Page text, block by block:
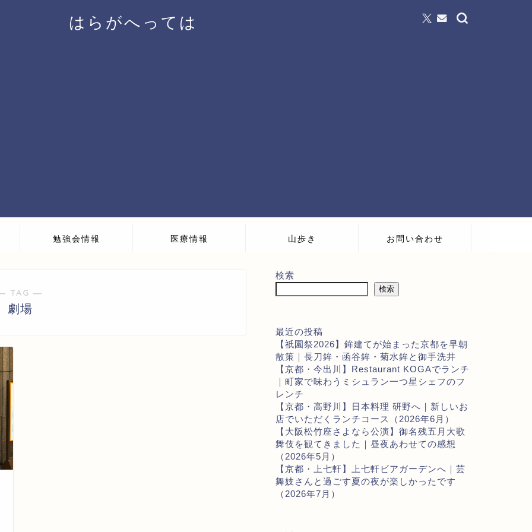
はらがへっては
勉強会情報 医療情報 山歩き お問い合わせ
TAG ―
劇場
検索
検索
最近の投稿
【祇園祭2026】鉾建てが始まった京都を早朝
散策｜長刀鉾・函谷鉾・菊水鉾と御手洗井
【京都・今出川】Restaurant KOGAでランチ
｜町家で味わうミシュラン一つ星シェフのフ
レンチ
【京都・高野川】日本料理 研野へ｜新しいお
店でいただくランチコース（2026年6月）
【大阪松竹座さよなら公演】御名残五月大歌
舞伎を観てきました｜昼夜あわせての感想
（2026年5月）
【京都・上七軒】上七軒ビアガーデンへ｜芸
舞妓さんと過ごす夏の夜が楽しかったです
（2026年7月）